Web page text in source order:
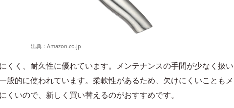
出典： Amazon.co.jp
くく、耐久性に優れています。メンテナンスの手間が少なく扱い
般的に使われています。柔軟性があるため、欠けにくいこともメ
くいので、新しく買い替えるのがおすすめです。